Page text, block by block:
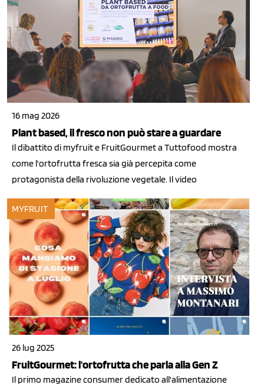
16 mag 2026
Plant based, il fresco non può stare a guardare
Il dibattito di myfruit e FruitGourmet a Tuttofood mostra
come l'ortofrutta fresca sia già percepita come
protagonista della rivoluzione vegetale. Il video
MYFRUIT
26 lug 2025
FruitGourmet: l'ortofrutta che parla alla Gen Z
Il primo magazine consumer dedicato all'alimentazione